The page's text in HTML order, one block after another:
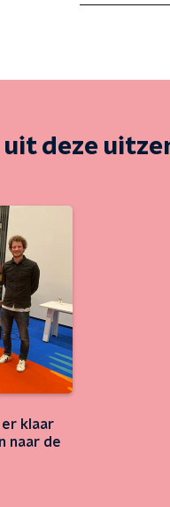
uit deze
er klaar
naar de